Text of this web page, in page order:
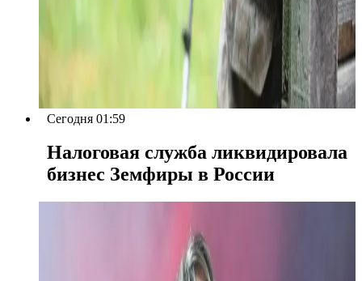
Сегодня 01:59
Налоговая служба ликвидировала
бизнес Земфиры в России